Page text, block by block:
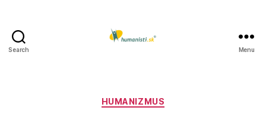
Search Menu
Kategórie
HUMANIZMUS